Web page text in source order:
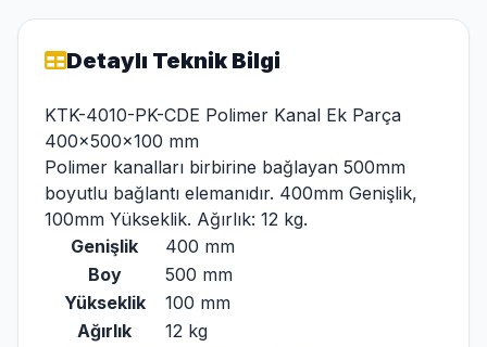
Detaylı Teknik Bilgi
KTK-4010-PK-CDE Polimer Kanal Ek Parça
400x500x100 mm
Polimer kanalları birbirine bağlayan 500mm
boyutlu bağlantı elemanıdır. 400mm Genişlik,
100mm Yükseklik. Ağırlık: 12 kg.
Genişlik
400 mm
Boy
500 mm
Yükseklik
100 mm
Ağırlık
12 kg